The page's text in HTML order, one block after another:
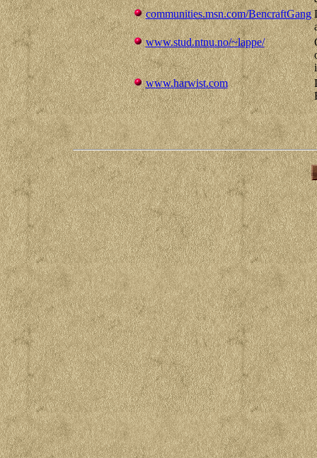
communities.msn.com/BencraftGang
www.stud.ntnu.no/~lappe/
www.harwist.com